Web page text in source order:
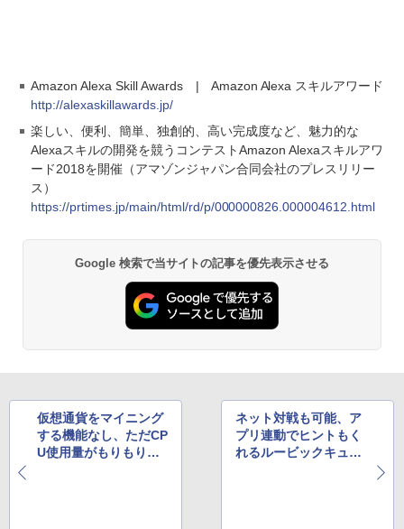
Amazon Alexa Skill Awards | Amazon Alexa スキルアワード
http://alexaskillawards.jp/
楽しい、便利、簡単、独創的、高い完成度など、魅力的な
Alexaスキルの開発を競うコンテストAmazon Alexaスキルアワ
ード2018を開催（アマゾンジャパン合同会社のプレスリリー
ス）
https://prtimes.jp/main/html/rd/p/000000826.000004612.html
Google 検索で当サイトの記事を優先表示させる
仮想通貨をマイニング
する機能なし、ただCP
U使用量がもりもり上
ネット対戦も可能、ア
プリ連動でヒントもく
れるルービックキュー